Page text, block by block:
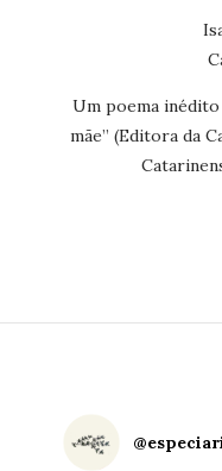
Um poema
mãe” (Editora da
@